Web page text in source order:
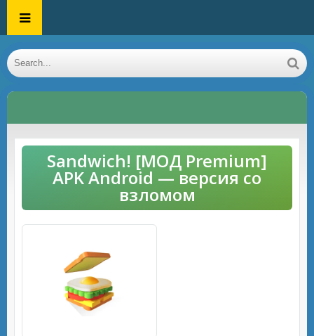
Sandwich! [МОД Premium]
APK Android — версия со
взломом